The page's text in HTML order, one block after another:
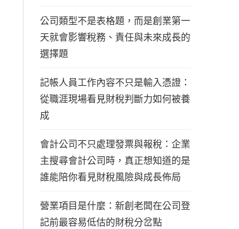
公司類型不是表格題，而是創業第一
天就會影響稅務、責任與未來成長的
選擇題
記帳人員工作內容不只是輸入憑證：
從職涯現場看見財稅判斷力如何被養
成
會計公司不只處理發票與報稅：企業
主搜尋會計公司時，真正想知道的是
誰能陪你看見財稅風險與成長佈局
營業項目是什麼：新創老闆在公司登
記前最容易低估的財稅分岔點